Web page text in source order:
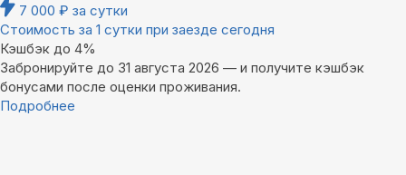
7 000 ₽ за сутки
Стоимость за 1 сутки при заезде сегодня
Кэшбэк до 4%
Забронируйте до 31 августа 2026 — и получите кэшбэк
бонусами после оценки проживания.
Подробнее